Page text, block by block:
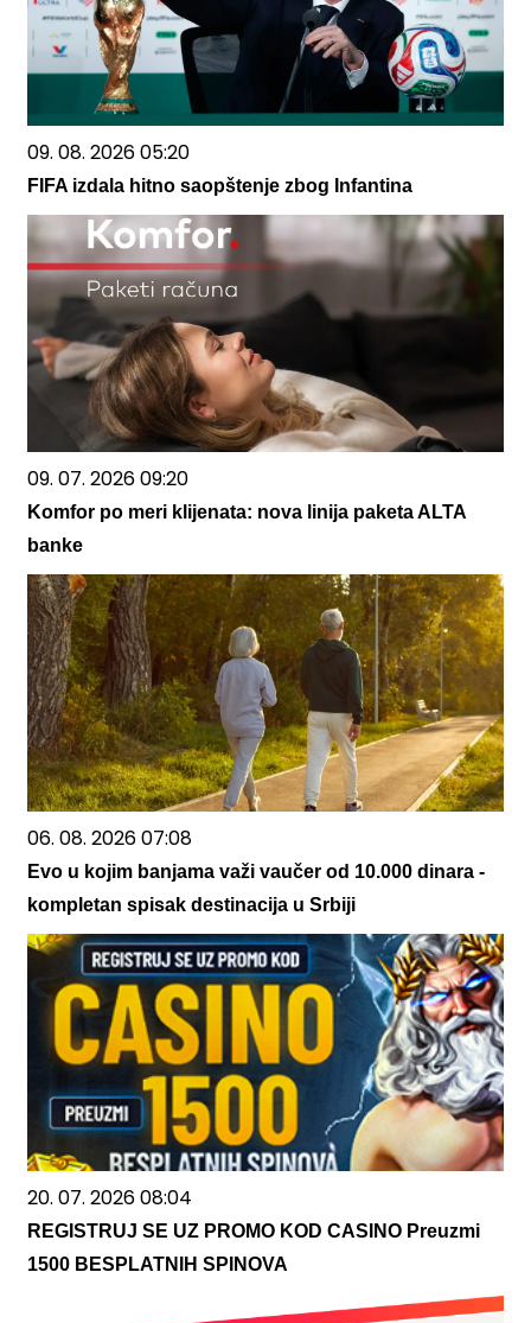
09. 08. 2026 05:20
FIFA izdala hitno saopštenje zbog Infantina
09. 07. 2026 09:20
Komfor po meri klijenata: nova linija paketa ALTA
banke
06. 08. 2026 07:08
Evo u kojim banjama važi vaučer od 10.000 dinara -
kompletan spisak destinacija u Srbiji
20. 07. 2026 08:04
REGISTRUJ SE UZ PROMO KOD CASINO Preuzmi
1500 BESPLATNIH SPINOVA